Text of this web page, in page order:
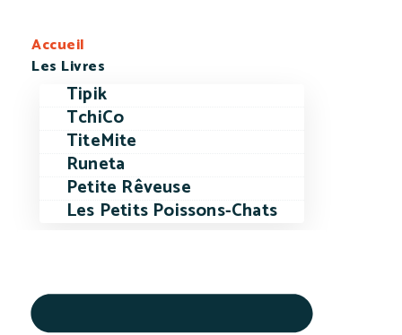
Accueil
Les Livres
Tipik
TchiCo
TiteMite
Runeta
Petite Rêveuse
Les Petits Poissons-Chats